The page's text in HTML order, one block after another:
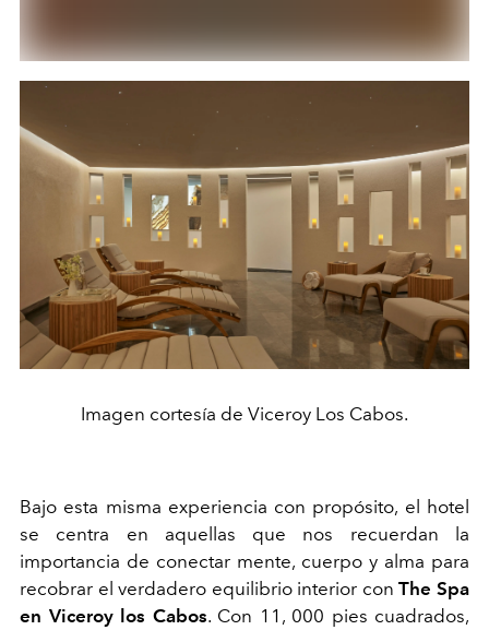
Imagen cortesía de Viceroy Los Cabos.
Bajo esta misma experiencia con propósito, el hotel
se centra en aquellas que nos recuerdan la
importancia de conectar mente, cuerpo y alma para
recobrar el verdadero equilibrio interior conThe Spa
en Viceroy los Cabos. Con 11, 000 pies cuadrados,